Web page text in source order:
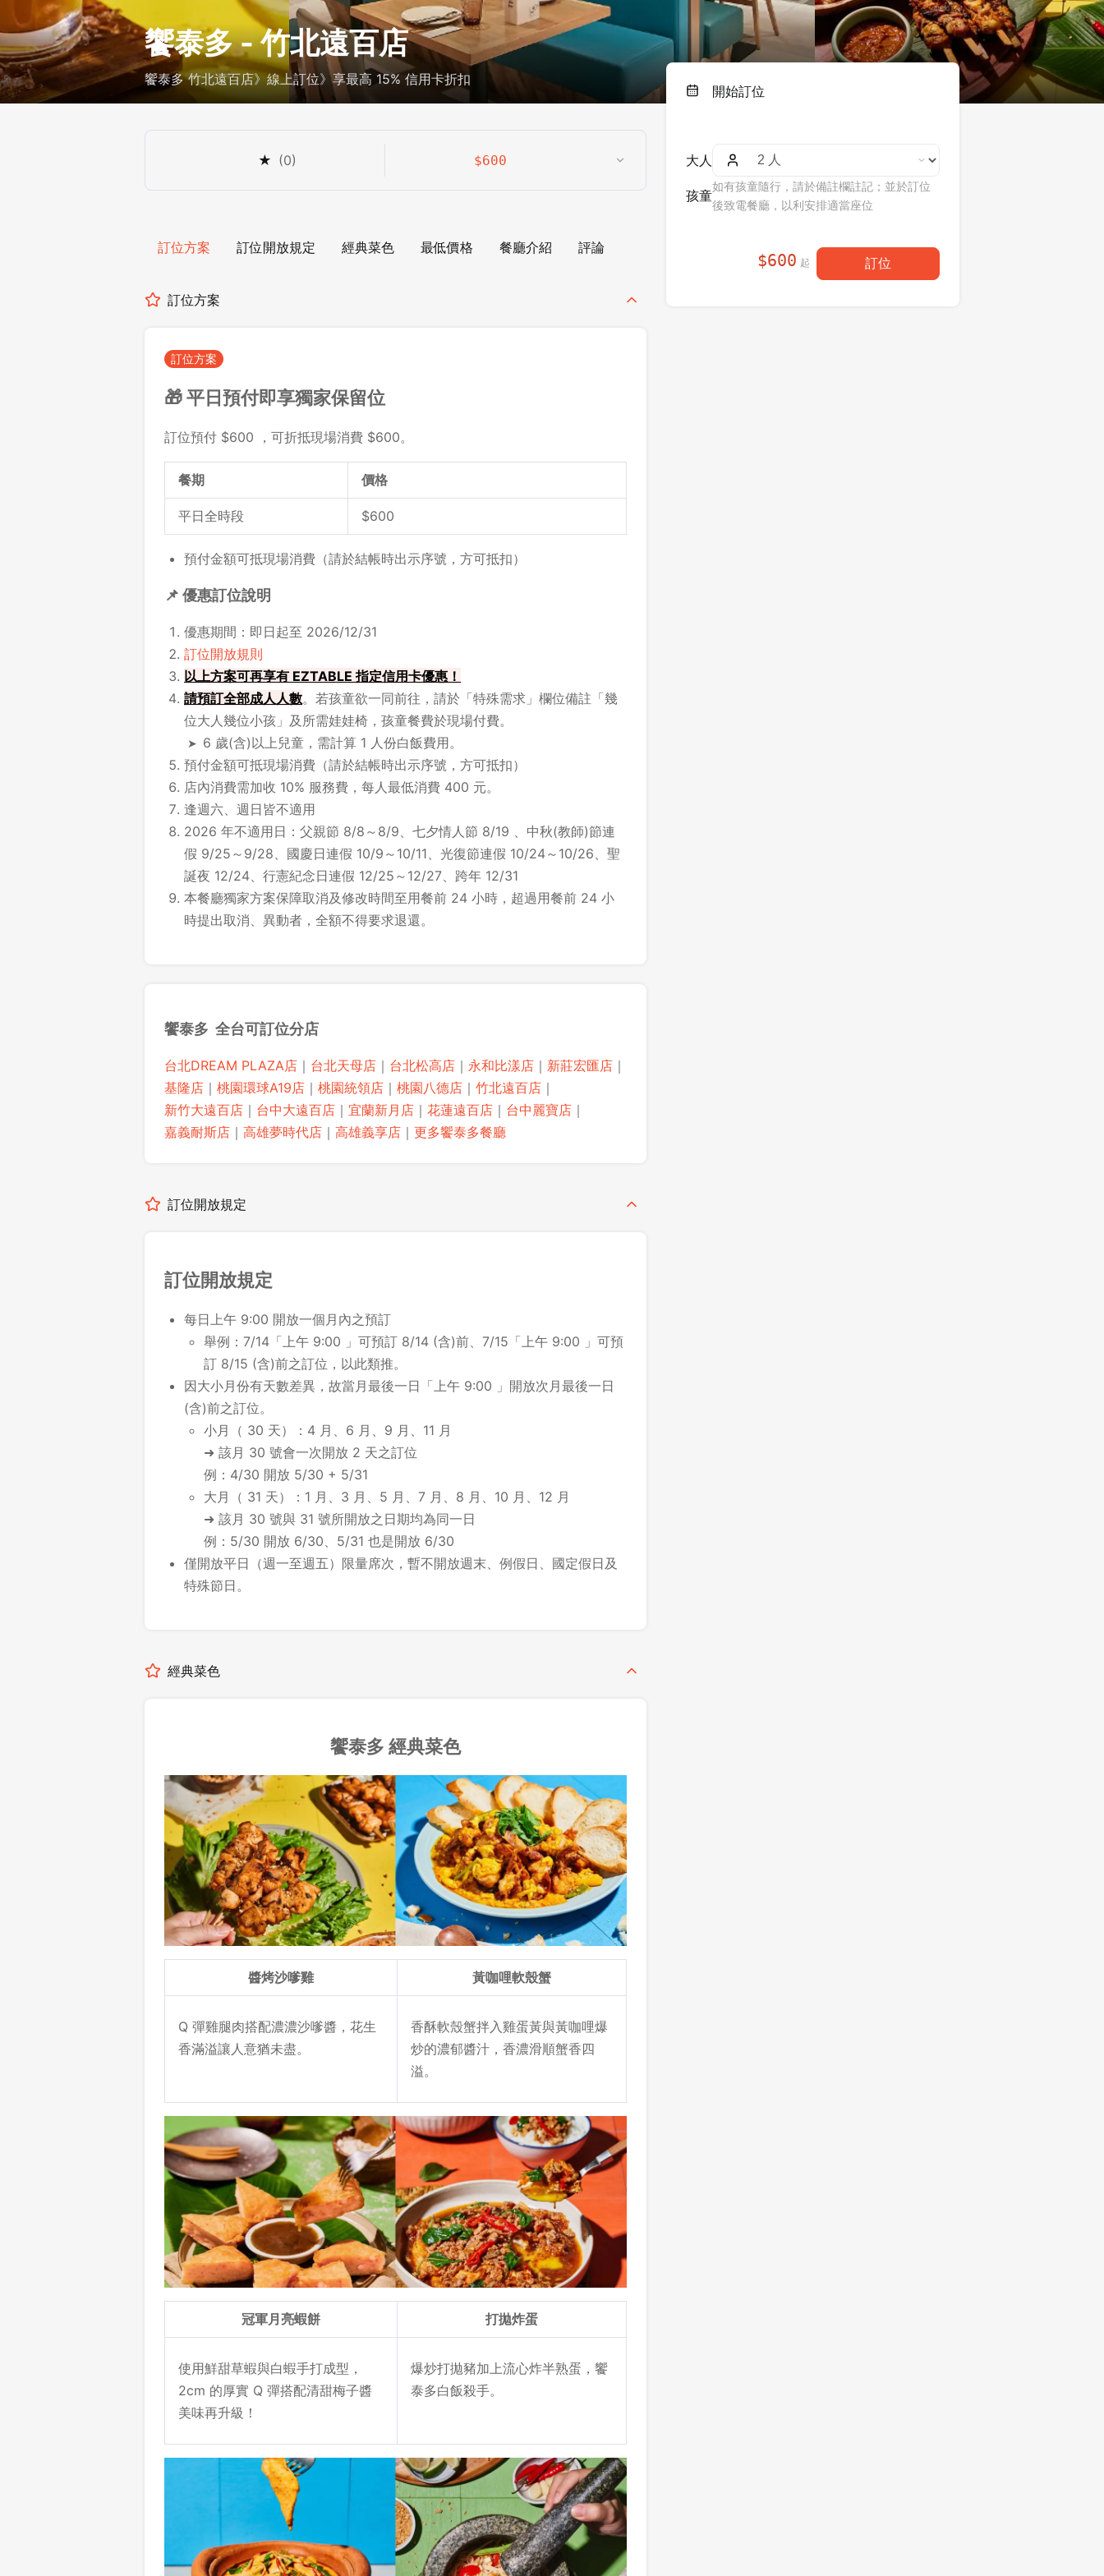
饗泰多 - 竹北遠百店
饗泰多 竹北遠百店》線上訂位》享最高 15% 信用卡折扣
★ (0) $600
訂位方案 訂位開放規定 經典菜色 最低價格 餐廳介紹 評論
訂位方案
訂位方案
🎁 平日預付即享獨家保留位
訂位預付 $600 ，可折抵現場消費 $600。
餐期 價格
平日全時段 $600
預付金額可抵現場消費（請於結帳時出示序號，方可抵扣）
📌 優惠訂位說明
優惠期間：即日起至 2026/12/31
訂位開放規則
以上方案可再享有 EZTABLE 指定信用卡優惠！
請預訂全部成人人數。若孩童欲一同前往，請於「特殊需求」欄位備註「幾
位大人幾位小孩」及所需娃娃椅，孩童餐費於現場付費。
6 歲(含)以上兒童，需計算 1 人份白飯費用。
預付金額可抵現場消費（請於結帳時出示序號，方可抵扣）
店內消費需加收 10% 服務費，每人最低消費 400 元。
逢週六、週日皆不適用
2026 年不適用日：父親節 8/8～8/9、七夕情人節 8/19 、中秋(教師)節連
假 9/25～9/28、國慶日連假 10/9～10/11、光復節連假 10/24～10/26、聖
誕夜 12/24、行憲紀念日連假 12/25～12/27、跨年 12/31
本餐廳獨家方案保障取消及修改時間至用餐前 24 小時，超過用餐前 24 小
時提出取消、異動者，全額不得要求退還。
饗泰多 全台可訂位分店
台北DREAM PLAZA店 ｜ 台北天母店 ｜ 台北松高店 ｜ 永和比漾店 ｜ 新莊宏匯店 ｜
基隆店 ｜ 桃園環球A19店 ｜ 桃園統領店 ｜ 桃園八德店 ｜ 竹北遠百店 ｜
新竹大遠百店 ｜ 台中大遠百店 ｜ 宜蘭新月店 ｜ 花蓮遠百店 ｜ 台中麗寶店 ｜
嘉義耐斯店 ｜ 高雄夢時代店 ｜ 高雄義享店 ｜ 更多饗泰多餐廳
訂位開放規定
訂位開放規定
每日上午 9:00 開放一個月內之預訂
舉例：7/14「上午 9:00 」可預訂 8/14 (含)前、7/15「上午 9:00 」可預
訂 8/15 (含)前之訂位，以此類推。
因大小月份有天數差異，故當月最後一日「上午 9:00 」開放次月最後一日
(含)前之訂位。
小月（ 30 天）：4 月、6 月、9 月、11 月
➜ 該月 30 號會一次開放 2 天之訂位
例：4/30 開放 5/30 + 5/31
大月（ 31 天）：1 月、3 月、5 月、7 月、8 月、10 月、12 月
➜ 該月 30 號與 31 號所開放之日期均為同一日
例：5/30 開放 6/30、5/31 也是開放 6/30
僅開放平日（週一至週五）限量席次，暫不開放週末、例假日、國定假日及
特殊節日。
經典菜色
饗泰多 經典菜色
醬烤沙嗲雞 黃咖哩軟殼蟹
Q 彈雞腿肉搭配濃濃沙嗲醬，花生
香滿溢讓人意猶未盡。
香酥軟殼蟹拌入雞蛋黃與黃咖哩爆
炒的濃郁醬汁，香濃滑順蟹香四
溢。
冠軍月亮蝦餅 打拋炸蛋
使用鮮甜草蝦與白蝦手打成型，
2cm 的厚實 Q 彈搭配清甜梅子醬
美味再升級！
爆炒打拋豬加上流心炸半熟蛋，饗
泰多白飯殺手。
開始訂位
大人
孩童
如有孩童隨行，請於備註欄註記；並於訂位
後致電餐廳，以利安排適當座位
$600 起 訂位
先不要